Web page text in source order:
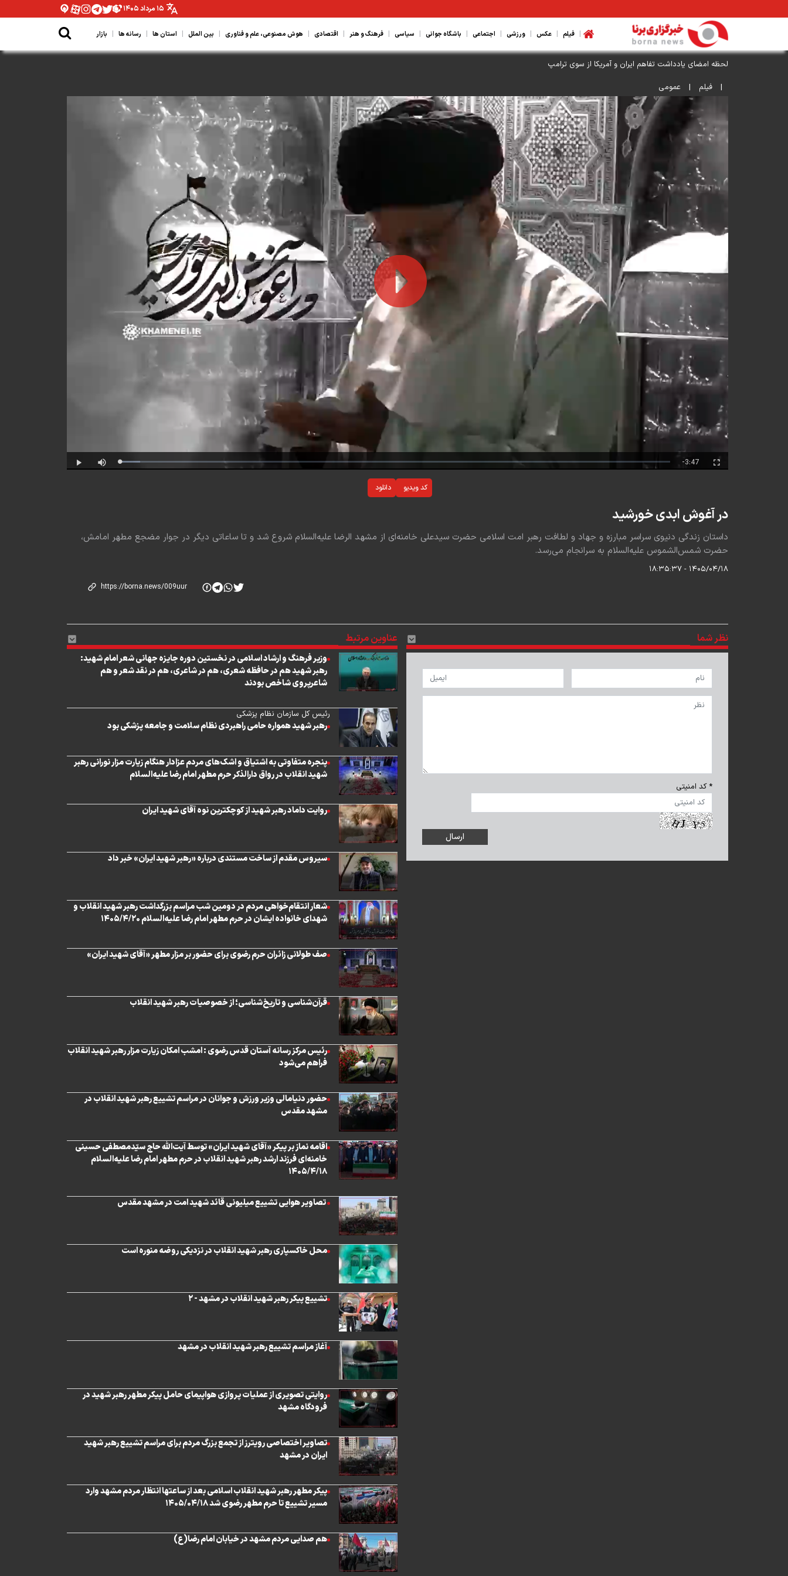
۱۵ مرداد ۱۴۰۵
| فیلم | عکس | ورزشی | اجتماعی | باشگاه جوانی | سیاسی | فرهنگ و هنر | اقتصادی | هوش مصنوعی، علم و فناوری | بین الملل | استان ها | رسانه ها | بازار
لحظه امضای یادداشت تفاهم ایران و آمریکا از سوی ترامپ
|
فیلم | عمومی
Video
Play Mute Loaded:
Progress:
Remaining
Time
-3:47
Fullscreen
کد ویدیو
دانلود
در آغوش ابدی خورشید
داستان زندگی دنیوی سراسر مبارزه و جهاد و لطافت رهبر امت اسلامی حضرت سیدعلی خامنه‌ای از مشهد الرضا علیه‌السلام شروع شد و تا ساعاتی دیگر در جوار مضجع مطهر امامش،
حضرت شمس‌الشموس علیه‌السلام به سرانجام می‌رسد.
۱۴۰۵/۰۴/۱۸ - ۱۸:۳۵:۳۷
نظر شما
* کد امنیتی
عناوین مرتبط
وزیر فرهنگ و ارشاد اسلامی در نخستین دوره جایزه جهانی شعر امام شهید:
رهبر شهید هم در حافظه شعری، هم در شاعری، هم در نقد شعر و هم
شاعرپروی شاخص بودند
رئیس کل سازمان نظام پزشکی
رهبر شهید همواره حامی راهبردی نظام سلامت و جامعه پزشکی بود
پنجره‌ متفاوتی به اشتیاق و اشک‌های مردم عزادار هنگام زیارت مزار نورانی رهبر
شهید انقلاب در رواق دارالذکر حرم مطهر امام رضا علیه‌السلام
روایت داماد رهبر شهید از کوچکترین نوه آقای شهید ایران
سیروس مقدم از ساخت مستندی درباره «رهبر شهید ایران» خبر داد
شعار انتقام‌خواهی مردم در دومین شب مراسم بزرگداشت رهبر شهید انقلاب و
شهدای خانواده ایشان در حرم مطهر امام رضا علیه‌السلام ۱۴۰۵/۴/۲۰
صف طولانی زائران حرم رضوی برای حضور بر مزار مطهر «آقای شهید ایران»
قرآن‌شناسی و تاریخ‌شناسی؛ از خصوصیات رهبر شهید انقلاب
رئیس مرکز رسانه آستان قدس رضوی : امشب امکان زیارت مزار رهبر شهید انقلاب
فراهم می‌شود
حضور دنیامالی وزیر ورزش و جوانان در مراسم تشییع رهبر شهید انقلاب در
مشهد مقدس
اقامه نماز بر پیکر «آقای شهید ایران» توسط آیت‌الله حاج سیّدمصطفی حسینی
خامنه‌ای فرزند ارشد رهبر شهید انقلاب در حرم مطهر امام رضا علیه‌السلام
۱۴۰۵/۴/۱۸
‏ تصاویر هوایی تشییع میلیونی قائد شهید امت در مشهد مقدس
محل خاکسپاری رهبر شهید انقلاب در نزدیکی روضه منوره است
تشییع پیکر رهبر شهید انقلاب در مشهد - ۲
آغاز مراسم تشییع رهبر شهید انقلاب در مشهد
روایتی تصویری از عملیات پروازی هواپیمای حامل پیکر مطهر رهبر شهید در
فرودگاه مشهد
تصاویر اختصاصی رویترز از تجمع بزرگ مردم برای مراسم تشییع رهبر شهید
ایران در مشهد
پیکر مطهر رهبر شهید انقلاب اسلامی بعد از ساعتها انتظار مردم مشهد وارد
مسیر تشییع تا حرم مطهر رضوی شد ۱۴۰۵/۰۴/۱۸
هم صدایی مردم مشهد در خیابان امام رضا(ع)